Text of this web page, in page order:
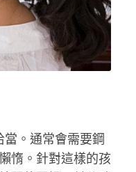
。通常會需要鋼
惰。針對這樣的孩